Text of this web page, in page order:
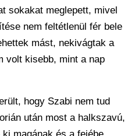
sokakat meglepett, mivel
nem feltétlenül fér bele
mást, nekivágtak a
volt kisebb, mint a nap
hogy Szabi nem tud
után most a halkszavú,